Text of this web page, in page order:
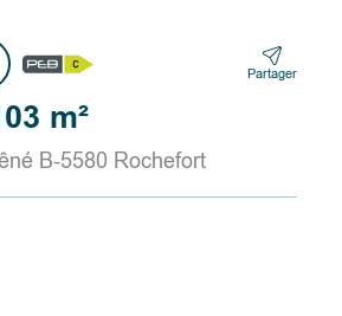
Partager
m²
B-5580 Rochefort